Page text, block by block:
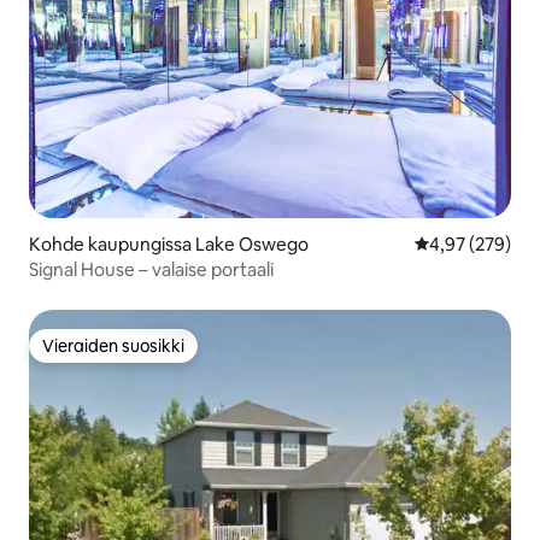
Kohde kaupungissa Lake Oswego
4,97 (279)
Signal House – valaise portaali
Vieraiden suosikki
Vieraiden suosikki